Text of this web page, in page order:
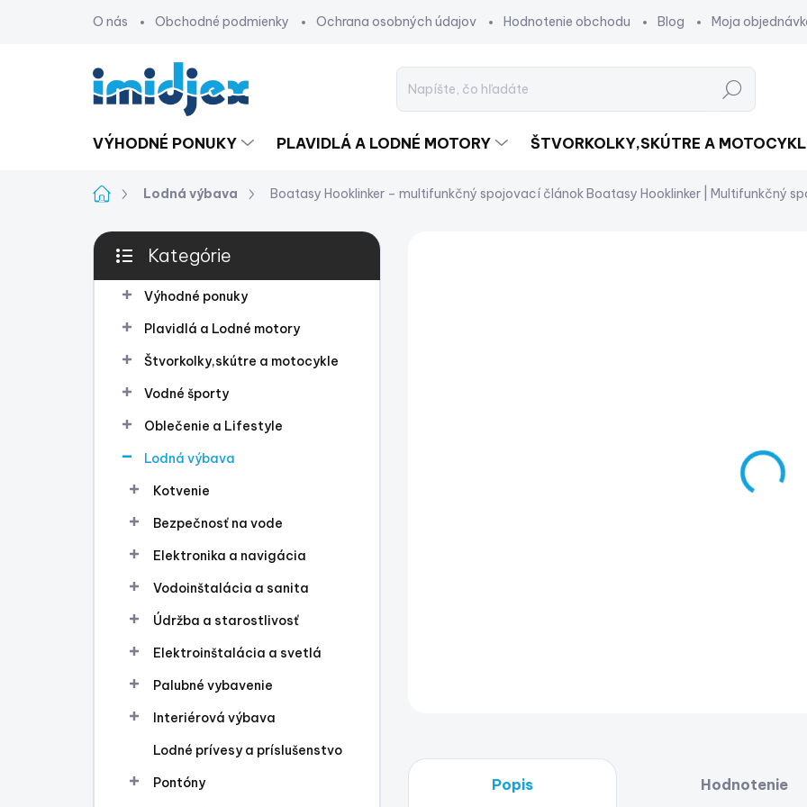
O nás Obchodné podmienky Ochrana osobných údajov Hodnotenie obchodu Blog Moja
Hľadať
VÝHODNÉ PONUKY PLAVIDLÁ A LODNÉ MOTORY ŠTVORKOLKY,SKÚTRE A
DomovLodná výbava Boatasy Hooklinker – multifunkčný spojovací článokBoatasy Hooklinker | Multifunkčný
B
č
Preskočiť
kategórie
Kategórie
Výhodné ponuky
Plavidlá a Lodné motory
Štvorkolky,skútre a motocykle
Vodné športy
Oblečenie a Lifestyle
Lodná výbava
Kotvenie
Bezpečnosť na vode
Elektronika a navigácia
Vodoinštalácia a sanita
Údržba a starostlivosť
Elektroinštalácia a svetlá
Palubné vybavenie
Interiérová výbava
Lodné prívesy a príslušenstvo
Pontóny
Popis Hodnotenie